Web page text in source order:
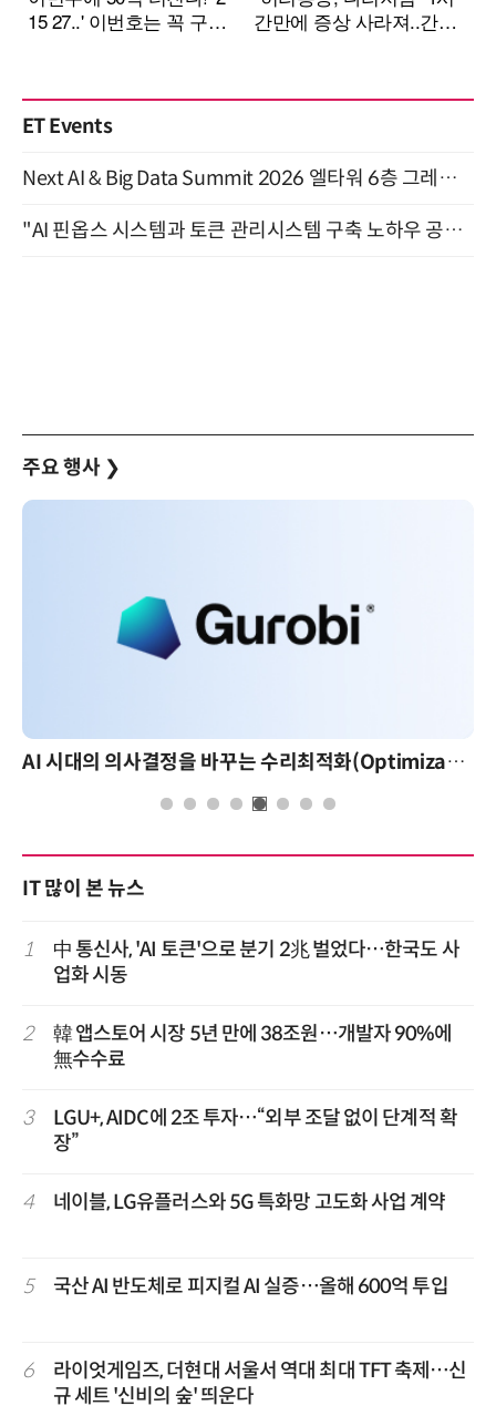
ET Events
Next AI & Big Data Summit 2026 엘타워 6층 그레이스홀 개최 (9/18)
"AI 핀옵스 시스템과 토큰 관리시스템 구축 노하우 공개" 잠실 한국광고문화회관 2층 대회의실 (8/21)
주요 행사 ❯
AI 시대의 의사결정을 바꾸는 수리최적화(Optimization): 실제 산업 적용 사례와 활용 전략
IT 많이 본 뉴스
1
中 통신사, 'AI 토큰'으로 분기 2兆 벌었다…한국도 사
업화 시동
2
韓 앱스토어 시장 5년 만에 38조원…개발자 90%에
無수수료
3
LGU+, AIDC에 2조 투자…“외부 조달 없이 단계적 확
장”
4 네이블, LG유플러스와 5G 특화망 고도화 사업 계약
5 국산 AI 반도체로 피지컬 AI 실증…올해 600억 투입
6
라이엇게임즈, 더현대 서울서 역대 최대 TFT 축제…신
규 세트 '신비의 숲' 띄운다